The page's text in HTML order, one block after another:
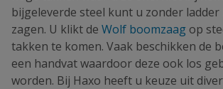
bijgeleverde steel kunt u zonder
zagen. U klikt de Wolf boomzaag op
takken te komen. Vaak beschikken de
een handvat waardoor deze ook los
worden. Bij Haxo heeft u keuze uit